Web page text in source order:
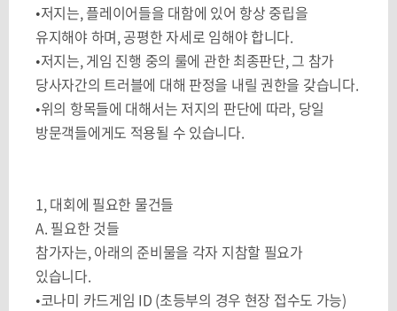
•저지는,플레이어들을 대함에 있어 항상 중립을
유지해야 하며,공평한 자세로 임해야 합니다.
•저지는,게임 진행 중의 룰에 관한 최종판단,그 참가
당사자간의 트러블에 대해 판정을 내릴 권한을 갖습니다.
•위의 항목들에 대해서는 저지의 판단에 따라, 당일
방문객들에게도 적용될 수 있습니다.
1,대회에 필요한 물건들
A. 필요한 것들
참가자는,아래의 준비물을 각자 지참할 필요가
있습니다.
•코나미 카드게임 ID (초등부의 경우 현장 접수도 가능)